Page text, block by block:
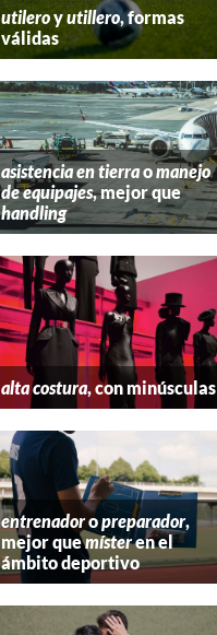
utileroyutillero, formas
válidas
asistencia en tierraomanejo
de equipajes, mejor que
handling
alta costura, con minúsculas
entrenadoropreparador,
mejor quemísteren el
ámbito deportivo